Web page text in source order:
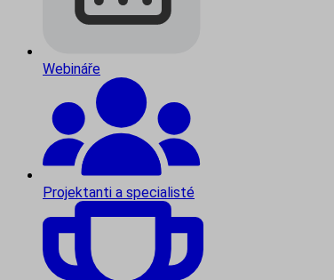
Webináře
Projektanti a specialisté